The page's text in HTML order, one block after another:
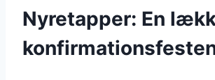
Nyretapper: En